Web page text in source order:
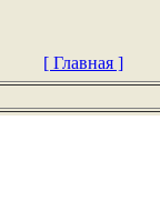
[ Главная ]